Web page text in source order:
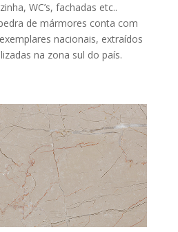
WC’s, fachadas etc..
de mármores conta com
nacionais, extraídos
na zona sul do país.